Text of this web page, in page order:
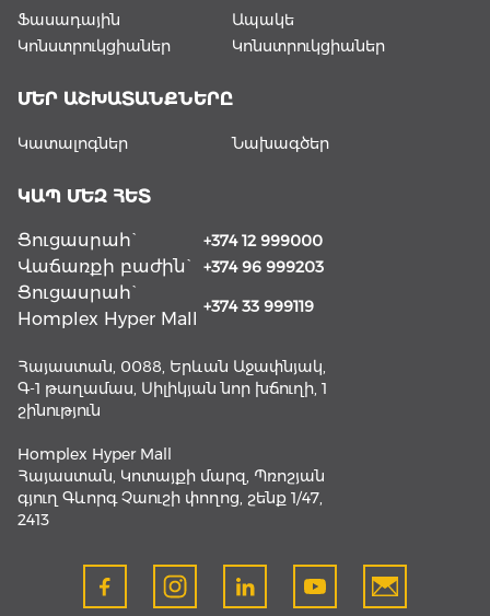
Ֆասադային
Կոնստրուկցիաներ
Ապակե
Կոնստրուկցիաներ
ՄԵՐ ԱՇԽԱՏԱՆՔՆԵՐԸ
Կատալոգներ Նախագծեր
ԿԱՊ ՄԵԶ ՀԵՏ
Ցուցասրահ` +374 12 999000
Վաճառքի բաժին` +374 96 999203
Ցուցասրահ`
Homplex Hyper Mall
+374 33 999119
Հայաստան, 0088, Երևան Աջափնյակ,
Գ-1 թաղամաս, Սիլիկյան նոր խճուղի, 1
շինություն
Homplex Hyper Mall
Հայաստան, Կոտայքի մարզ, Պռոշյան
գյուղ Գևորգ Չաուշի փողոց, շենք 1/47,
2413